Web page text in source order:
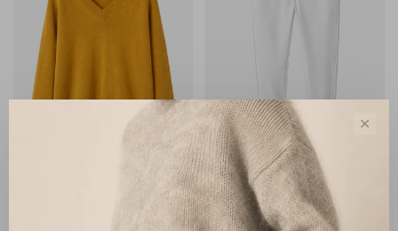
Woman By Earn Anna
Woman By Earn
Woman By Earn Tul Bobby
✕